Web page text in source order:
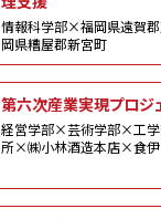
情報科学部×福岡県遠賀
岡県糟屋郡新宮町
第六次産業実現プロジ
経営学部×芸術学部×工
所×㈱小林酒造本店×食伊